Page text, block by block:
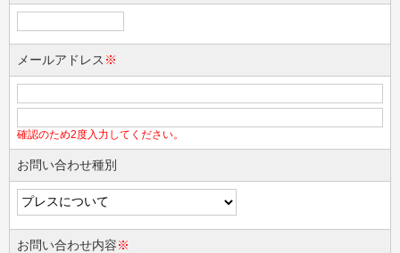
メールアドレス ※
確認のため2度入力してください。
お問い合わせ種別
お問い合わせ内容※